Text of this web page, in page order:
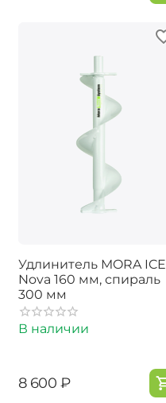
Удлинитель MORA ICE
Nova 160 мм, спираль
300 мм
В наличии
‍8 600‍ ₽